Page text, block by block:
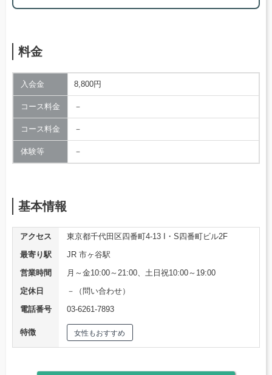
料金
入会金 8,800円
コース料金 －
コース料金 －
体験等 －
基本情報
アクセス
東京都千代田区四番町4-13 I・S四番町ビル2F
最寄り駅
JR 市ヶ谷駅
営業時間
月～金10:00～21:00、土日祝10:00～19:00
定休日
－（問い合わせ）
電話番号
03-6261-7893
特徴 女性もおすすめ